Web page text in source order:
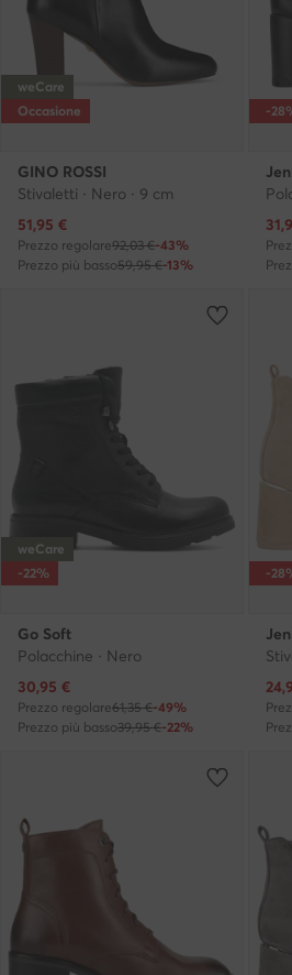
weCare
Occasione
GINO ROSSI
Stivaletti · Nero · 9 cm
Prezzo attuale
51,95 €
Prezzo regolare92,03 €-43%
Prezzo più basso59,95 €-13%
-
weCare
-22%
Go Soft
Polacchine · Nero
Prezzo attuale
30,95 €
Prezzo regolare61,35 €-49%
Prezzo più basso39,95 €-22%
-